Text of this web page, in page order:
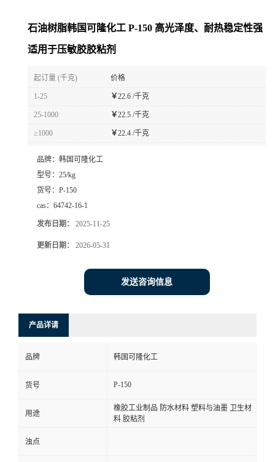
石油树脂韩国可隆化工 P-150 高光泽度、耐热稳定性强
适用于压敏胶胶粘剂
起订量 (千克) 价格
1-25 ￥22.6 /千克
25-1000 ￥22.5 /千克
≥1000 ￥22.4 /千克
品牌： 韩国可隆化工
型号： 25/kg
货号： P-150
cas： 64742-16-1
发布日期： 2025-11-25
更新日期： 2026-05-31
发送咨询信息
产品详请
品牌 韩国可隆化工
货号 P-150
用途
橡胶工业制品 防水材料 塑料与油墨 卫生材
料 胶粘剂
浊点